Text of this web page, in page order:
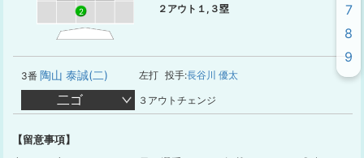
2
２アウト１,３塁
3番 陶山 泰誠(二) 左打 投手:長谷川 優太
二ゴ ３アウトチェンジ
【留意事項】
7
8
9